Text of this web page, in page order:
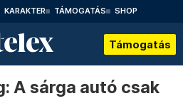
KARAKTER TÁMOGATÁS SHOP
Támogatás
A sárga autó csak